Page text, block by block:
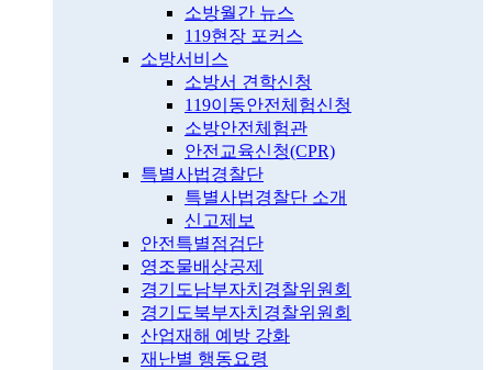
소방월간 뉴스
119현장 포커스
소방서비스
소방서 견학신청
119이동안전체험신청
소방안전체험관
안전교육신청(CPR)
특별사법경찰단
특별사법경찰단 소개
신고제보
안전특별점검단
영조물배상공제
경기도남부자치경찰위원회
경기도북부자치경찰위원회
산업재해 예방 강화
재난별 행동요령